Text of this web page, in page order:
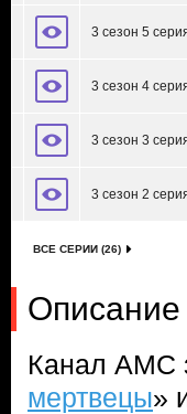
3 сезон 5
3 сезон 4
3 сезон 3
3 сезон 2
ВСЕ СЕРИИ (26)
Описание
Канал AMC
мертвецы»